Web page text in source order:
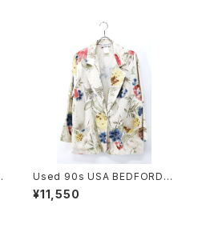
Used 90s USA BEDFORD F
AIR Flower Art Graphic Tail
ored Jacket Size 10 古着
¥11,550